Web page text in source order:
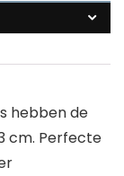
hebben de
cm. Perfecte